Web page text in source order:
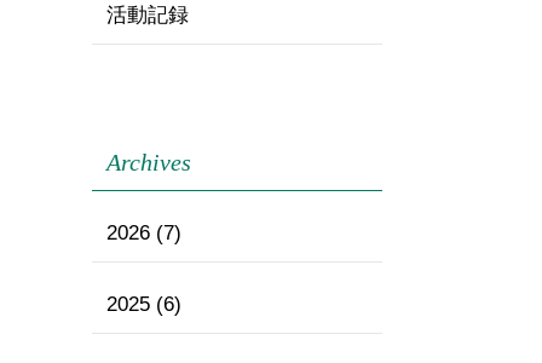
活動記録
Archives
2026 (7)
2025 (6)